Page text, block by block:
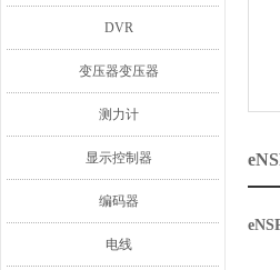
DVR
变压器变压器
测力计
显示控制器
编码器
电线